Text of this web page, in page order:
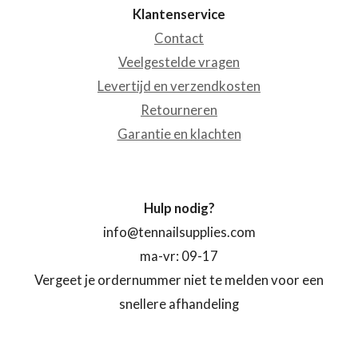
Klantenservice
Contact
Veelgestelde vragen
Levertijd en verzendkosten
Retourneren
Garantie en klachten
Hulp nodig?
info@tennailsupplies.com
ma-vr: 09-17
Vergeet je ordernummer niet te melden voor een
snellere afhandeling